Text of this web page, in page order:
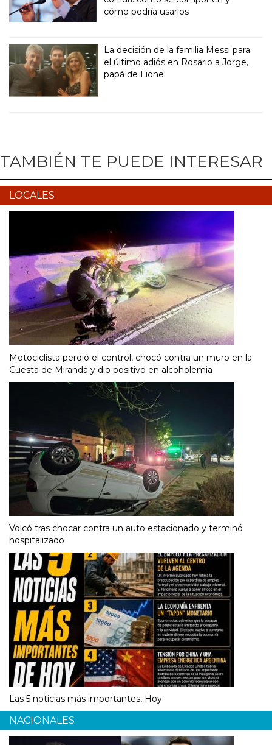
cómo podría usarlos
La decisión de la familia Messi para
el último adiós en Rosario a Jorge,
papá de Lionel
TAMBIÉN TE PUEDE INTERESAR
LOCALES
Motociclista perdió el control, chocó contra un muro en la
Cuesta de Miranda y dio positivo en alcoholemia
Volcó tras chocar contra un auto estacionado y terminó
hospitalizado
Las 5 noticias más importantes, Hoy
NACIONALES